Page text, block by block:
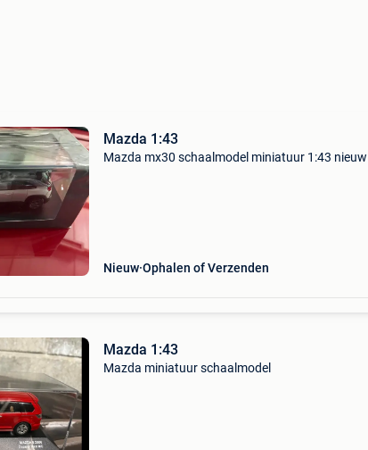
Mazda 1:43
Mazda mx30 schaalmodel miniatuur 1:43 nieuw
Nieuw Ophalen of Verzenden
Mazda 1:43
Mazda miniatuur schaalmodel